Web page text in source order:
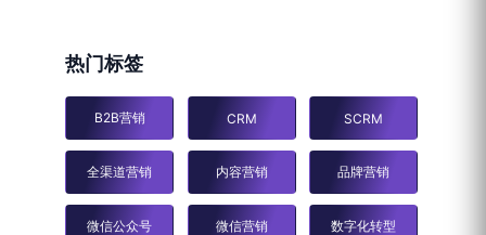
热门标签
B2B营销 CRM SCRM
全渠道营销 内容营销 品牌营销
微信公众号 微信营销 数字化转型